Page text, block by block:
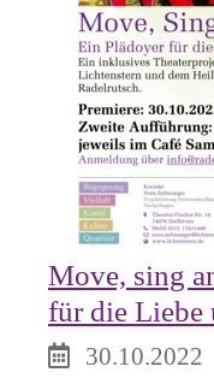
Move, sing
für die Liebe
30.10.2022